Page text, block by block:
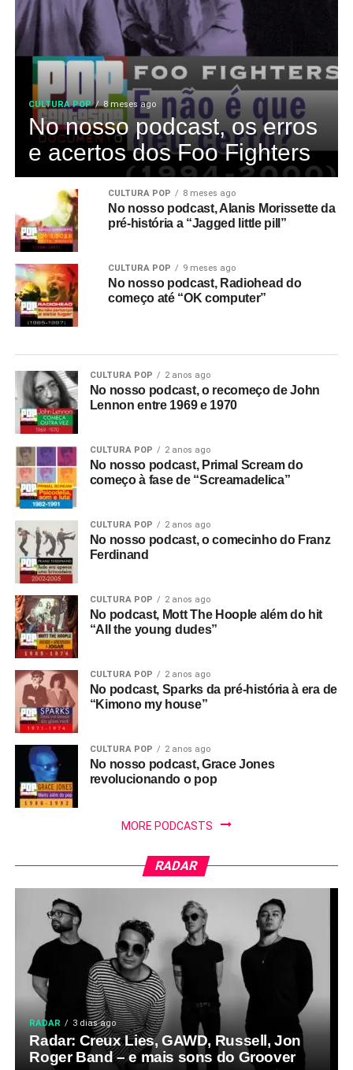
CULTURA POP 8 meses ago
No nosso podcast, os erros
e acertos dos Foo Fighters
CULTURA POP 8 meses ago
No nosso podcast, Alanis Morissette da
pré-história a “Jagged little pill”
CULTURA POP 9 meses ago
No nosso podcast, Radiohead do
começo até “OK computer”
CULTURA POP 2 anos ago
No nosso podcast, o recomeço de John
Lennon entre 1969 e 1970
CULTURA POP 2 anos ago
No nosso podcast, Primal Scream do
começo à fase de “Screamadelica”
CULTURA POP 2 anos ago
No nosso podcast, o comecinho do Franz
Ferdinand
CULTURA POP 2 anos ago
No podcast, Mott The Hoople além do hit
“All the young dudes”
CULTURA POP 2 anos ago
No podcast, Sparks da pré-história à era de
“Kimono my house”
CULTURA POP 2 anos ago
No nosso podcast, Grace Jones
revolucionando o pop
MORE PODCASTS
RADAR
RADAR 3 dias ago
Radar: Creux Lies, GAWD, Russell, Jon
Roger Band – e mais sons do Groover